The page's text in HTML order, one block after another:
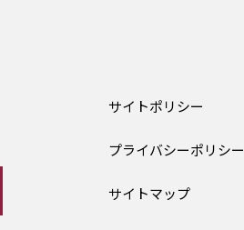
サイトポリシー
プライバシーポリシー
サイトマップ